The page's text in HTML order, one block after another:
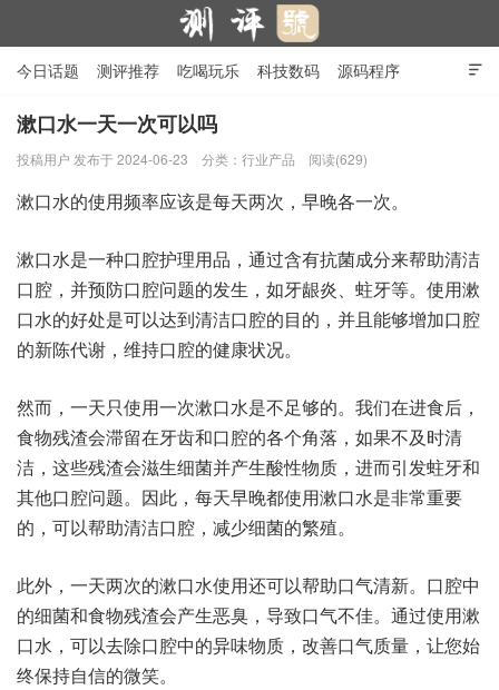

今日话题 测评推荐 吃喝玩乐 科技数码 源码程序
行业产品 在线投稿 隐私政策
漱口水一天一次可以吗
投稿用户 发布于 2024-06-23 分类： 行业产品 阅读(629)
漱口水的使用频率应该是每天两次，早晚各一次。
漱口水是一种口腔护理用品，通过含有抗菌成分来帮助清洁
口腔，并预防口腔问题的发生，如牙龈炎、蛀牙等。使用漱
口水的好处是可以达到清洁口腔的目的，并且能够增加口腔
的新陈代谢，维持口腔的健康状况。
然而，一天只使用一次漱口水是不足够的。我们在进食后，
食物残渣会滞留在牙齿和口腔的各个角落，如果不及时清
洁，这些残渣会滋生细菌并产生酸性物质，进而引发蛀牙和
其他口腔问题。因此，每天早晚都使用漱口水是非常重要
的，可以帮助清洁口腔，减少细菌的繁殖。
此外，一天两次的漱口水使用还可以帮助口气清新。口腔中
的细菌和食物残渣会产生恶臭，导致口气不佳。通过使用漱
口水，可以去除口腔中的异味物质，改善口气质量，让您始
终保持自信的微笑。